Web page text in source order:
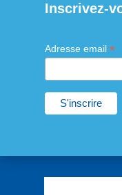
Inscrivez-
Adresse email *